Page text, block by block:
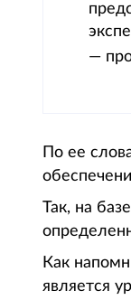
—
По ее
Так, на
Как
является